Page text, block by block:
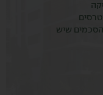
שמחויב להם,